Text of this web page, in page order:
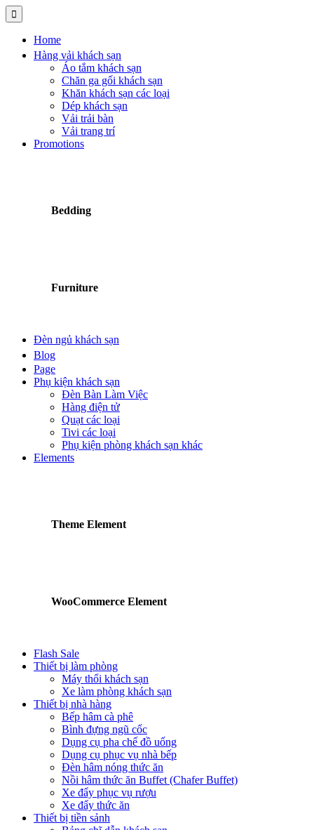
Home
Hàng vải khách sạn
Áo tắm khách sạn
Chăn ga gối khách sạn
Khăn khách sạn các loại
Dép khách sạn
Vải trải bàn
Vải trang trí
Promotions
Bedding
Furniture
Đèn ngủ khách sạn
Blog
Page
Phụ kiện khách sạn
Đèn Bàn Làm Việc
Hàng điện tử
Quạt các loại
Tivi các loại
Phụ kiện phòng khách sạn khác
Elements
Theme Element
WooCommerce Element
Flash Sale
Thiết bị làm phòng
Máy thổi khách sạn
Xe làm phòng khách sạn
Thiết bị nhà hàng
Bếp hâm cà phê
Bình đựng ngũ cốc
Dụng cụ pha chế đồ uống
Dụng cụ phục vụ nhà bếp
Đèn hâm nóng thức ăn
Nồi hâm thức ăn Buffet (Chafer Buffet)
Xe đẩy phục vụ rượu
Xe đẩy thức ăn
Thiết bị tiền sảnh